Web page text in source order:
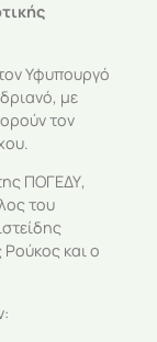
Υφυπουργό
με
τον
ΠΟΓΕΔΥ,
του
και ο